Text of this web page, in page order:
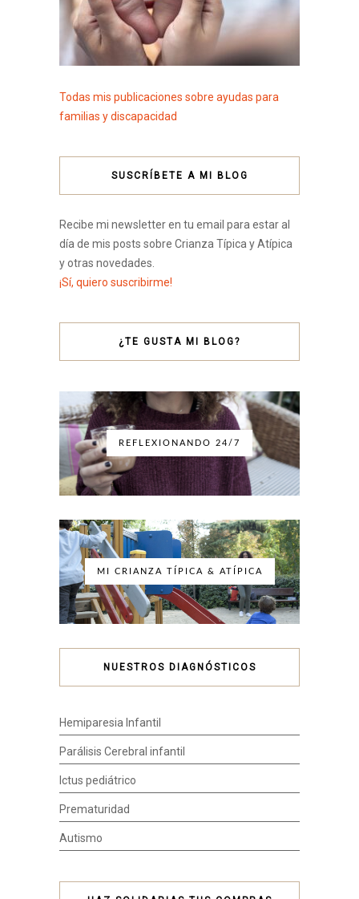
Todas mis publicaciones sobre ayudas para
familias y discapacidad
SUSCRÍBETE A MI BLOG
Recibe mi newsletter en tu email para estar al
día de mis posts sobre Crianza Típica y Atípica
y otras novedades.
¡Sí, quiero suscribirme!
¿TE GUSTA MI BLOG?
REFLEXIONANDO 24/7
MI CRIANZA TÍPICA & ATÍPICA
NUESTROS DIAGNÓSTICOS
Hemiparesia Infantil
Parálisis Cerebral infantil
Ictus pediátrico
Prematuridad
Autismo